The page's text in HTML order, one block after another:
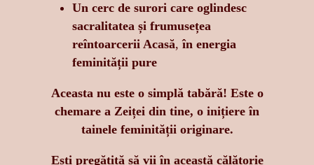
Un cerc de surori care oglindesc
sacralitatea și frumusețea
reîntoarcerii Acasă,în energia
feminității pure
Aceasta nu este o simplă tabără! Este o
chemare a Zeiței din tine, o inițiere în
tainele feminității originare.
Ești pregătită să vii în această călătorie